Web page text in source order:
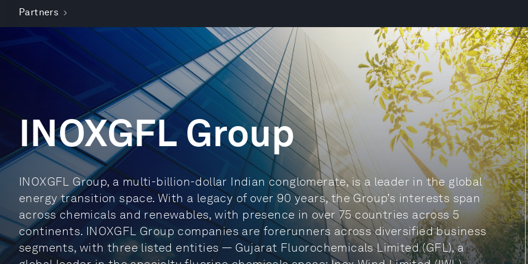
Partners
INOXGFL Group
INOXGFL Group, a multi-billion-dollar Indian conglomerate, is a leader in the global
energy transition space. With a legacy of over 90 years, the Group’s interests span
across chemicals and renewables, with presence in over 75 countries across 5
continents. INOXGFL Group companies are forerunners across diversified business
segments, with three listed entities — Gujarat Fluorochemicals Limited (GFL), a